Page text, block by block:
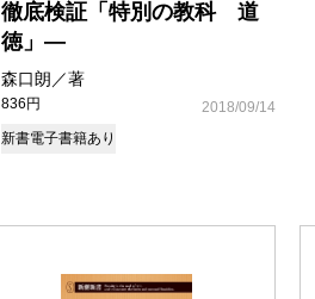
徹底検証「特別の教科 道
徳」―
森口朗／著
836円
2018/09/14
新書電子書籍あり